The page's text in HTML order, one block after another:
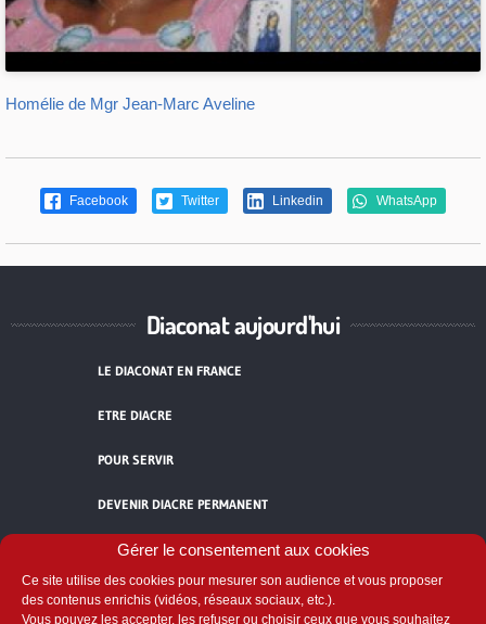
Gérer le consentement aux cookies
Ce site utilise des cookies pour mesurer son audience et vous proposer
des contenus enrichis (vidéos, réseaux sociaux, etc.).
Vous pouvez les accepter, les refuser ou choisir ceux que vous souhaitez
Homélie de Mgr Jean-Marc Aveline
Facebook Twitter Linkedin WhatsApp
Diaconat aujourd'hui
LE DIACONAT EN FRANCE
ETRE DIACRE
POUR SERVIR
DEVENIR DIACRE PERMANENT
TÉMOIGNAGES
ACCUEIL